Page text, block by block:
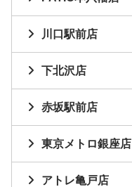
川口駅前店
下北沢店
赤坂駅前店
東京メトロ銀座店
アトレ亀戸店